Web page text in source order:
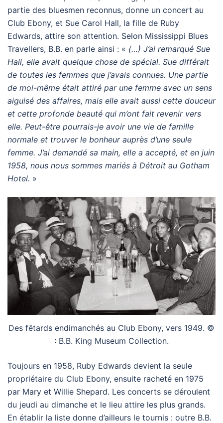
partie des bluesmen reconnus, donne un concert au
Club Ebony, et Sue Carol Hall, la fille de Ruby
Edwards, attire son attention. Selon Mississippi Blues
Travellers, B.B. en parle ainsi : « (…) J’ai remarqué Sue
Hall, elle avait quelque chose de spécial. Sue différait
de toutes les femmes que j’avais connues. Une partie
de moi-même était attiré par une femme avec un sens
aiguisé des affaires, mais elle avait aussi cette douceur
et cette profonde beauté qui m’ont fait revenir vers
elle. Peut-être pourrais-je avoir une vie de famille
normale et trouver le bonheur auprès d’une seule
femme. J’ai demandé sa main, elle a accepté, et en juin
1958, nous nous sommes mariés à Détroit au Gotham
Hotel. »
Des fêtards endimanchés au Club Ebony, vers 1949. ©
: B.B. King Museum Collection.
Toujours en 1958, Ruby Edwards devient la seule
propriétaire du Club Ebony, ensuite racheté en 1975
par Mary et Willie Shepard. Les concerts se déroulent
du jeudi au dimanche et le lieu attire les plus grands.
En établir la liste donne d’ailleurs le tournis : outre B.B.